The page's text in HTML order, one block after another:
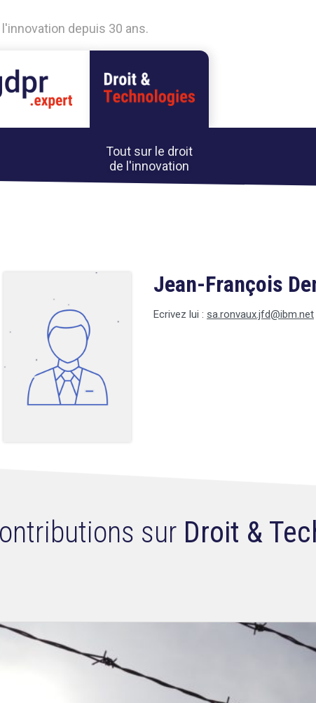
depuis 30 ans.
Tout sur le droit
de l'innovation
Jean-François
Ecrivez lui : sa.ronvaux.jfd@ibm.net
sur Droit &